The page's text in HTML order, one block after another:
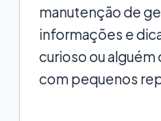
manutenção de
informações e
curioso ou
com pequenos